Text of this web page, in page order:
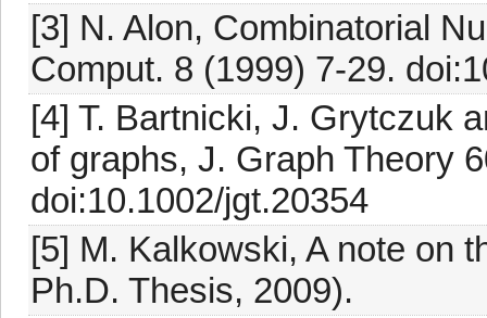
[3] N. Alon, Combinatorial
Comput. 8 (1999) 7-29.
[4] T. Bartnicki, J. Grytczuk
of graphs, J. Graph Theory
doi:10.1002/jgt.20354
[5] M. Kalkowski, A note on
Ph.D. Thesis, 2009).